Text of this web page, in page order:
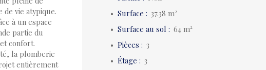
vie atypique.
à un espace
partie du
confort.
la plomberie
entièrement
Surface : 37.38m²
Surface au sol : 64m²
Pièces : 3
Étage : 3